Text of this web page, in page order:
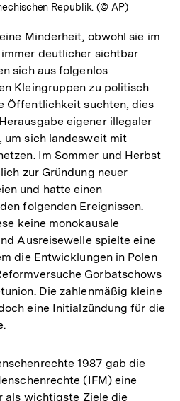
Republik. (© AP)
Minderheit, obwohl sie im
deutlicher sichtbar
sich aus folgenlos
Kleingruppen zu politisch
Öffentlichkeit suchten, dies
eigener illegaler
sich landesweit mit
Im Sommer und Herbst
zur Gründung neuer
und hatte einen
folgenden Ereignissen.
keine monokausale
Ausreisewelle spielte eine
die Entwicklungen in Polen
Gorbatschows
Die zahlenmäßig kleine
eine Initialzündung für die
1987 gab die
(IFM) eine
als wichtigste Ziele die